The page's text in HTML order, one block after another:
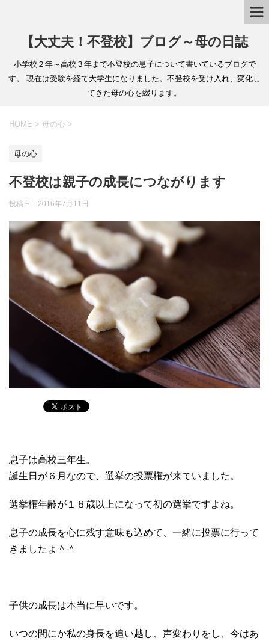
【大丈夫！不登校】ブログ～母の日誌
小学校２年～高校３年まで不登校の息子について書いているブログで
す。 現在は受験を経て大学生になりました。不登校を受け入れ、変化し
てきた母の心を綴ります。
HOME > 母の心 >
母の心
不登校は親子の成長につながります
投稿日：2016年7月11日
息子は高校三年生。
誕生日が６月なので、選挙の投票権が来ていました。
選挙権年齢が１８歳以上になって初の選挙ですよね。
息子の成長を心に残す意味も込めて、一緒に投票に行って
きましたよ＾＾
子供の成長は本当に早いです。
いつの間にか私の身長を追い越し、声変わりをし、今はあ